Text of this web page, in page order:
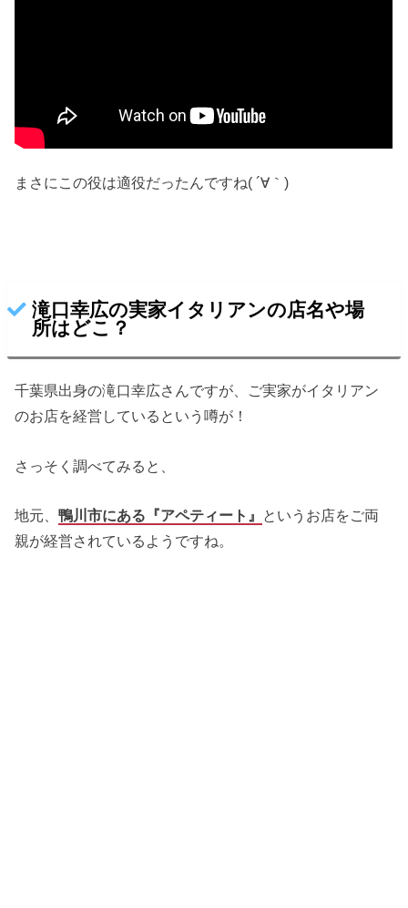
まさにこの役は適役だったんですね( ´∀｀)
滝口幸広の実家イタリアンの店名や場
所はどこ？
千葉県出身の滝口幸広さんですが、ご実家がイタリアン
のお店を経営しているという噂が！
さっそく調べてみると、
地元、鴨川市にある『アペティート』 というお店をご両
親が経営されているようですね。